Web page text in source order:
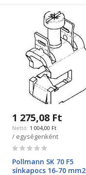
1 275,08 Ft
1 004,00 Ft
/ egységenként
Rating:
Pollmann SK 70 F5
sínkapocs 16-70 mm2